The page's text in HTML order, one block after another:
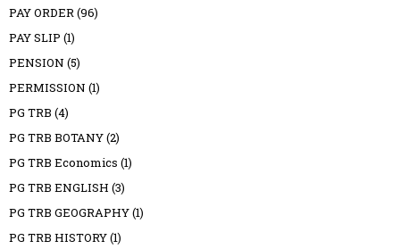
PAY ORDER(96)
PAY SLIP (1)
PENSION (5)
PERMISSION (1)
PG TRB (4)
PG TRB BOTANY(2)
PG TRB Economics (1)
PG TRB ENGLISH (3)
PG TRB GEOGRAPHY(1)
PG TRB HISTORY(1)